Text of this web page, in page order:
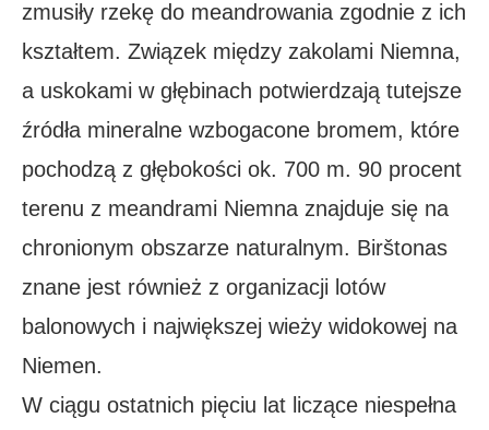
zmusiły rzekę do meandrowania zgodnie z ich
kształtem. Związek między zakolami Niemna,
a uskokami w głębinach potwierdzają tutejsze
źródła mineralne wzbogacone bromem, które
pochodzą z głębokości ok. 700 m. 90 procent
terenu z meandrami Niemna znajduje się na
chronionym obszarze naturalnym. Birštonas
znane jest również z organizacji lotów
balonowych i największej wieży widokowej na
Niemen.
W ciągu ostatnich pięciu lat liczące niespełna